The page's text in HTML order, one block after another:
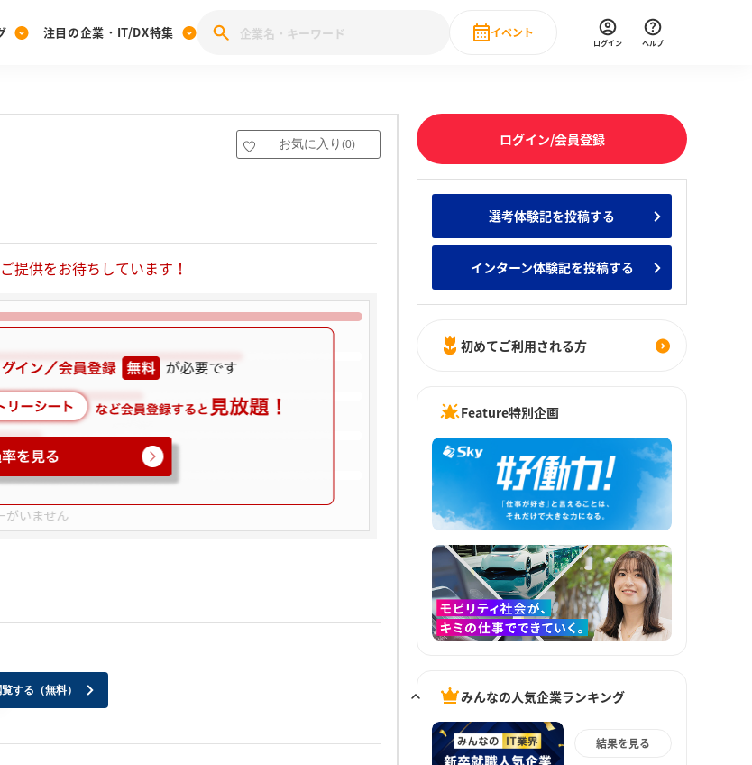
[27卒] 本選考体験記投稿キャンペーン
みんなの新卒就職人気企業ランキング みんなのインターン人気企業ランキ
注目の企業・IT/DX特集
28卒 IT・DX企業特集 27卒 IT・DX企業特集 28卒 IT・DX現場社員インタビュー
イベント
直近のイベント一覧
ログイン ヘルプ
お気に入り (0)
提供をお待ちしています！
する（無料）
ログイン/会員登録
選考体験記を投稿する
インターン体験記を投稿する
初めてご利用される方
Feature特別企画
みんなの人気企業ランキング
結果を見る